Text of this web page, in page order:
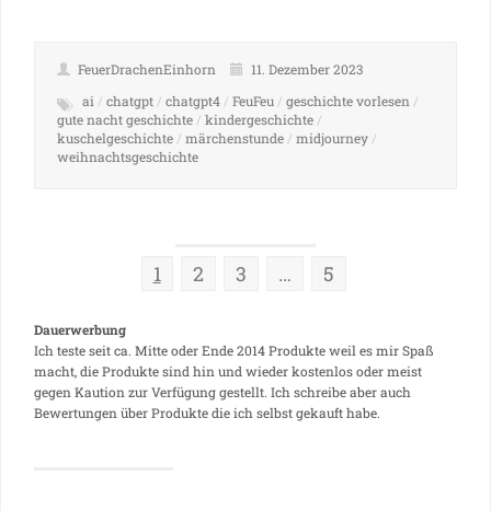
FeuerDrachenEinhorn
11. Dezember 2023
ai / chatgpt / chatgpt4 / FeuFeu / geschichte vorlesen /
gute nacht geschichte / kindergeschichte /
kuschelgeschichte / märchenstunde / midjourney /
weihnachtsgeschichte
1 2 3 … 5
Dauerwerbung
Ich teste seit ca. Mitte oder Ende 2014 Produkte weil es mir Spaß
macht, die Produkte sind hin und wieder kostenlos oder meist
gegen Kaution zur Verfügung gestellt. Ich schreibe aber auch
Bewertungen über Produkte die ich selbst gekauft habe.